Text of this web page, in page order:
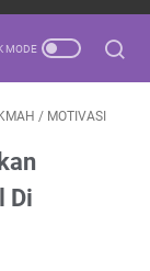
/ MOTIVASI
Di